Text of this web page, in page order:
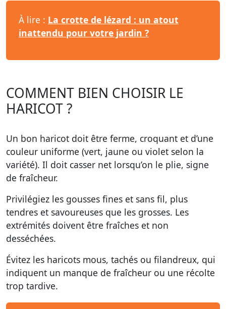
À lire : La crotte de lézard : un atout
inattendu pour votre jardin ?
COMMENT BIEN CHOISIR LE
HARICOT ?
Un bon haricot doit être ferme, croquant et d’une
couleur uniforme (vert, jaune ou violet selon la
variété). Il doit casser net lorsqu’on le plie, signe
de fraîcheur.
Privilégiez les gousses fines et sans fil, plus
tendres et savoureuses que les grosses. Les
extrémités doivent être fraîches et non
desséchées.
Évitez les haricots mous, tachés ou filandreux, qui
indiquent un manque de fraîcheur ou une récolte
trop tardive.